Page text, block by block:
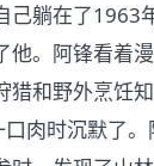
躺在了1963
。阿锋看着
和野外烹饪
肉时沉默了